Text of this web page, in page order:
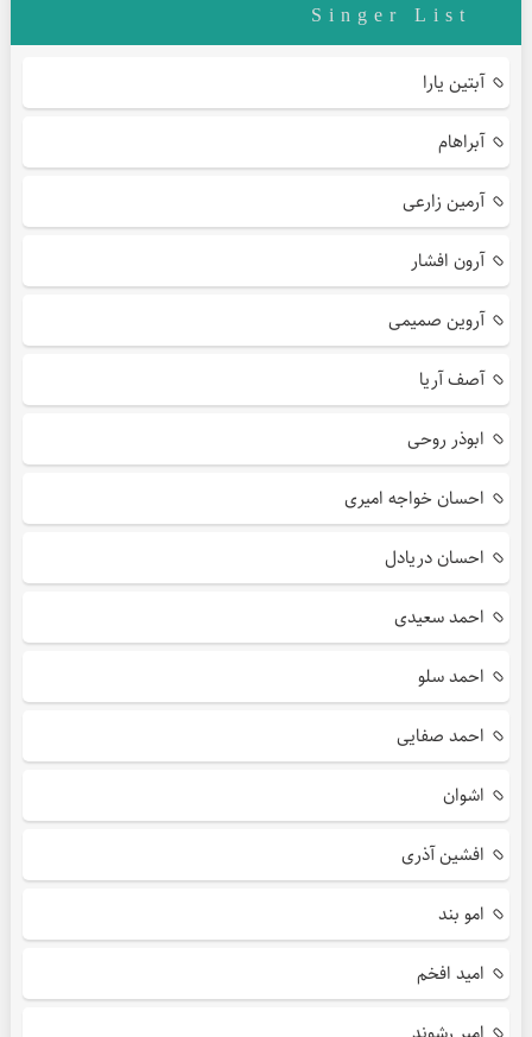
Singer List
آبتین یارا
آبراهام
آرمین زارعی
آرون افشار
آروین صمیمی
آصف آریا
ابوذر روحی
احسان خواجه امیری
احسان دریادل
احمد سعیدی
احمد سلو
احمد صفایی
اشوان
افشین آذری
امو بند
امید افخم